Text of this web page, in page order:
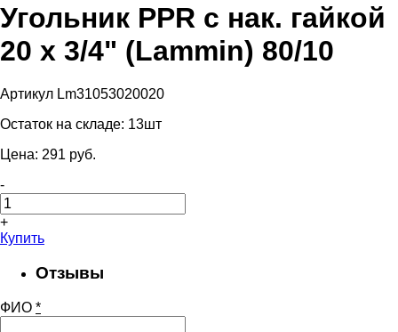
Угольник PPR с нак. гайкой
20 х 3/4" (Lammin) 80/10
Артикул Lm31053020020
Остаток на складе: 13шт
Цена: 291 pуб.
-
+
Купить
Отзывы
ФИО *